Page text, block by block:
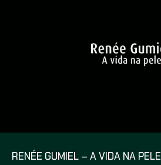
RENÉE GUMIEL – A VIDA NA PELE